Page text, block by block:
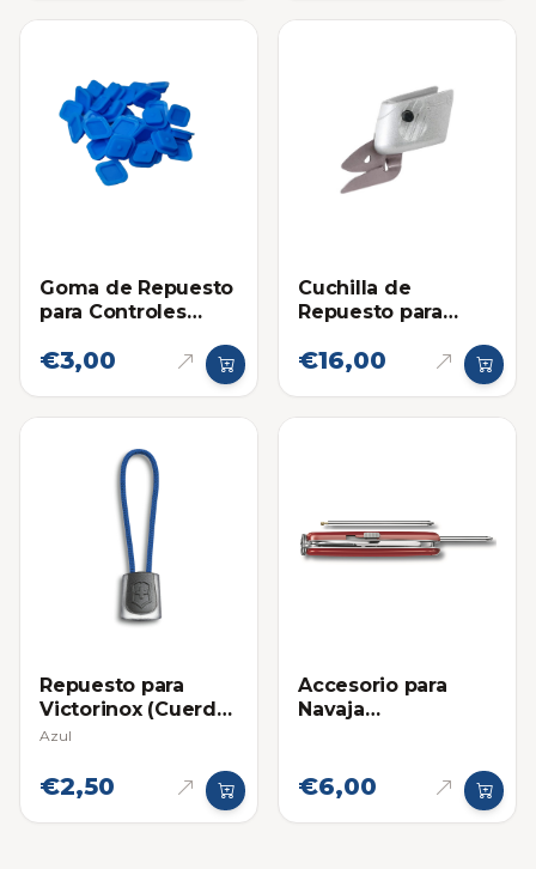
Goma de Repuesto
para Controles
€3,00
Cuchilla de
Repuesto para
Power - Carton y
€16,00
Repuesto para
Victorinox (Cuerda
para Cremallera)
Azul
€2,50
Accesorio para
Navaja
Victorinox -
Repuesto
€6,00